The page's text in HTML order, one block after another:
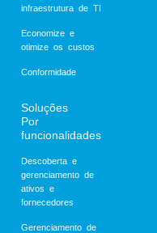
infraestrutura de TI
Economize e
otimize os custos
Conformidade
Soluções
Por
funcionalidades
Descoberta e
gerenciamento de
ativos e
fornecedores
Gerenciamento de